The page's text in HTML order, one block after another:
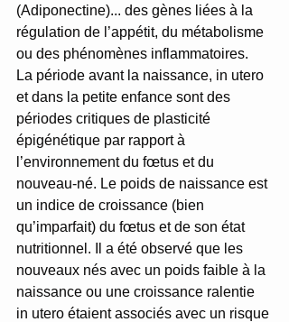
(Adiponectine)... des gènes liées à la
régulation de l’appétit, du métabolisme
ou des phénomènes inflammatoires.
La période avant la naissance, in utero
et dans la petite enfance sont des
périodes critiques de plasticité
épigénétique par rapport à
l’environnement du fœtus et du
nouveau-né. Le poids de naissance est
un indice de croissance (bien
qu’imparfait) du fœtus et de son état
nutritionnel. Il a été observé que les
nouveaux nés avec un poids faible à la
naissance ou une croissance ralentie
in utero étaient associés avec un risque